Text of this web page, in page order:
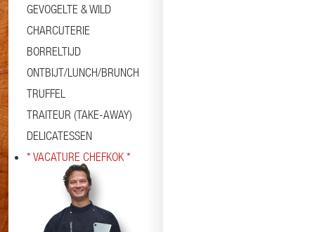
GEVOGELTE & WILD
CHARCUTERIE
BORRELTIJD
ONTBIJT/LUNCH/BRUNCH
TRUFFEL
TRAITEUR (TAKE-AWAY)
DELICATESSEN
* VACATURE CHEFKOK *